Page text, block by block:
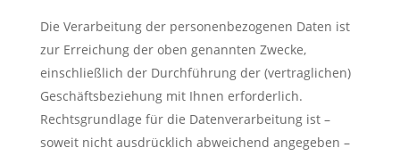
Die Verarbeitung der personenbezogenen Daten ist
zur Erreichung der oben genannten Zwecke,
einschließlich der Durchführung der (vertraglichen)
Geschäftsbeziehung mit Ihnen erforderlich.
Rechtsgrundlage für die Datenverarbeitung ist –
soweit nicht ausdrücklich abweichend angegeben –